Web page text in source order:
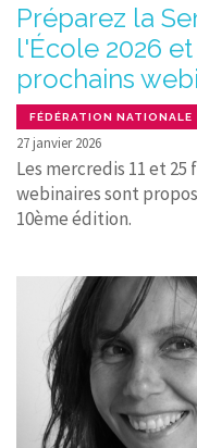
Préparez la
l'École 2026
prochains
FÉDÉRATION NATIONALE
27 janvier 2026
Les mercredis 11 et 25
webinaires sont
10ème édition.